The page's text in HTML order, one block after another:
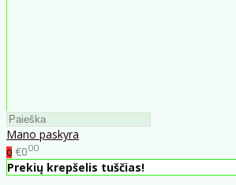
Mano paskyra
0 €000
Prekių krepšelis tuščias!